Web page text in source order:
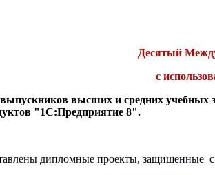
Десятый
с
высших и средних
"1С:Предприятие 8".
дипломные проекты, защищенные с